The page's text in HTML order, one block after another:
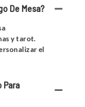
De Mesa?
y tarot.
el
Para